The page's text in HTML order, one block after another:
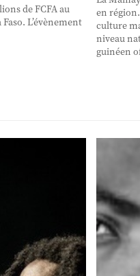
de FCFA au
L’évènement
en
culture
niveau
guinéen